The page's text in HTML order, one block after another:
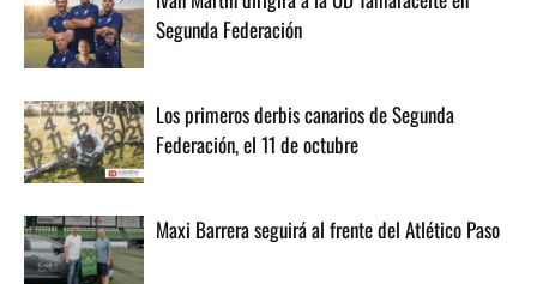
Segunda Federación
Los primeros derbis canarios de Segunda
Federación, el 11 de octubre
Maxi Barrera seguirá al frente del Atlético Paso